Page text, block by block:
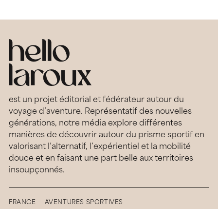
est un projet éditorial et fédérateur autour du
voyage d’aventure. Représentatif des nouvelles
générations, notre média explore différentes
manières de découvrir autour du prisme sportif en
valorisant l’alternatif, l’expérientiel et la mobilité
douce et en faisant une part belle aux territoires
insoupçonnés.
FRANCE AVENTURES SPORTIVES